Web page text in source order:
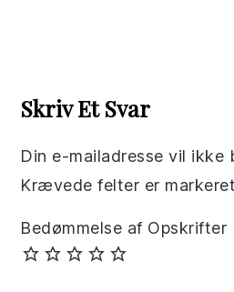
Interactions
Skriv Et Svar
Din e-mailadresse vil ikke
Krævede felter er
Bedømmelse af Opskrifter